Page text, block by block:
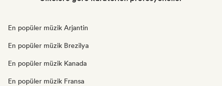
En popüler müzik Arjantin
En popüler müzik Brezilya
En popüler müzik Kanada
En popüler müzik Fransa